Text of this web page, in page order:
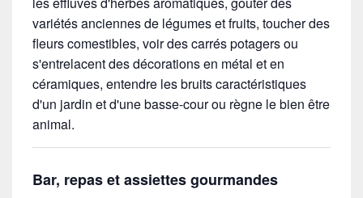
variétés anciennes de légumes et fruits, toucher des
fleurs comestibles, voir des carrés potagers ou
s'entrelacent des décorations en métal et en
céramiques, entendre les bruits caractéristiques
d'un jardin et d'une basse-cour ou règne le bien être
animal.
Bar, repas et assiettes gourmandes